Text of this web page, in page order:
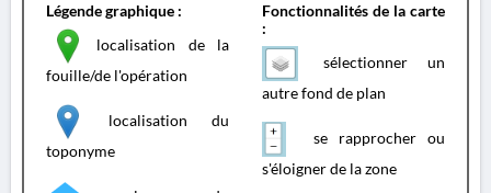
Légende graphique :
localisation de la
fouille/de l'opération
localisation du
toponyme
Fonctionnalités de la carte
:
sélectionner un
autre fond de plan
se rapprocher ou
s'éloigner de la zone